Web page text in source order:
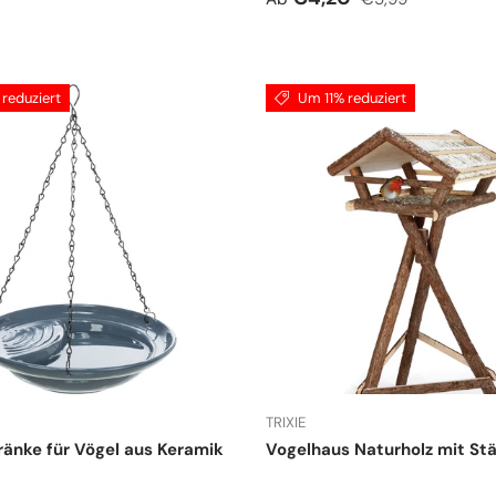
reduziert
für Vögel aus Keramik
Um 11% reduziert
TRIXIE
Vogelhaus Naturholz mit